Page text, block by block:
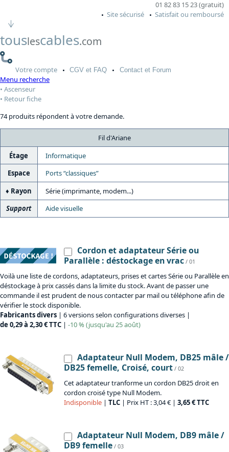
01 82 83 15 23 (gratuit)
Site sécurisé
Satisfait ou remboursé
touslescables.com
Votrecompte CGV et FAQ Contactet Forum
Menu recherche
Ascenseur
Retour fiche
74 produits répondent à votre demande.
Fil d'Ariane
Étage
Informatique
Espace
Ports “classiques”
Rayon
Série (imprimante, modem...)
Support
Aide visuelle
Cordon et adaptateur Série ou
Parallèle : déstockage en vrac / 01
Voilà une liste de cordons, adaptateurs, prises et cartes Série ou Parallèle en
déstockage à prix cassés dans la limite du stock. Avant de passer une
commande il est prudent de nous contacter par mail ou téléphone afin de
vérifier le stock disponible.
Fabricants divers | 6 versions selon configurations diverses |
de 0,29 à 2,30 € TTC | -10 % (jusqu'au 25 août)
Adaptateur Null Modem, DB25 mâle /
DB25 femelle, Croisé, court / 02
Cet adaptateur tranforme un cordon DB25 droit en
cordon croisé type Null Modem.
Indisponible | TLC | Prix HT : 3,04 € | 3,65 € TTC
Adaptateur Null Modem, DB9 mâle /
DB9 femelle / 03